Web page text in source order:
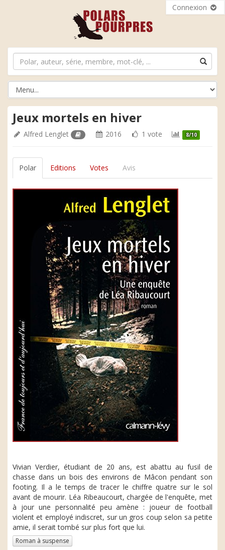
Connexion
Jeux mortels en hiver
Alfred Lenglet 2016 1 vote 8/10
Polar Editions Votes Avis
Vivian Verdier, étudiant de 20 ans, est abattu au fusil de
chasse dans un bois des environs de Mâcon pendant son
footing. Il a le temps de tracer le chiffre quatre sur le sol
avant de mourir. Léa Ribeaucourt, chargée de l'enquête, met
à jour une personnalité peu amène : joueur de football
violent et employé indiscret, sur un gros coup selon sa petite
amie, il serait tombé sur plus fort que lui.
Roman à suspense